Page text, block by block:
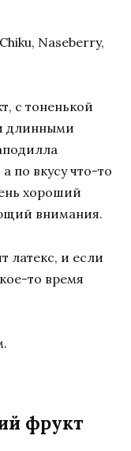
Naseberry,
с тоненькой
длинными
по вкусу что-то
хороший
внимания.
латекс, и если
то время
фрукт